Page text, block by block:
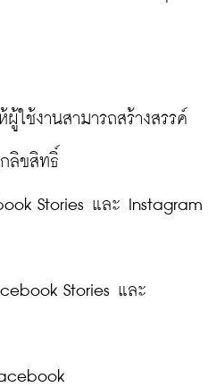
ใช้งานสามารถสร้างสรรค์
ลิขสิทธิ์
Stories และ Instagram
Stories และ